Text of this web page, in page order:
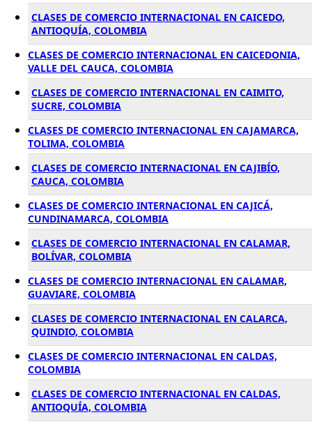
CLASES DE COMERCIO INTERNACIONAL EN CAICEDO,
ANTIOQUÍA, COLOMBIA
CLASES DE COMERCIO INTERNACIONAL EN CAICEDONIA,
VALLE DEL CAUCA, COLOMBIA
CLASES DE COMERCIO INTERNACIONAL EN CAIMITO,
SUCRE, COLOMBIA
CLASES DE COMERCIO INTERNACIONAL EN CAJAMARCA,
TOLIMA, COLOMBIA
CLASES DE COMERCIO INTERNACIONAL EN CAJIBÍO,
CAUCA, COLOMBIA
CLASES DE COMERCIO INTERNACIONAL EN CAJICÁ,
CUNDINAMARCA, COLOMBIA
CLASES DE COMERCIO INTERNACIONAL EN CALAMAR,
BOLÍVAR, COLOMBIA
CLASES DE COMERCIO INTERNACIONAL EN CALAMAR,
GUAVIARE, COLOMBIA
CLASES DE COMERCIO INTERNACIONAL EN CALARCA,
QUINDIO, COLOMBIA
CLASES DE COMERCIO INTERNACIONAL EN CALDAS,
COLOMBIA
CLASES DE COMERCIO INTERNACIONAL EN CALDAS,
ANTIOQUÍA, COLOMBIA